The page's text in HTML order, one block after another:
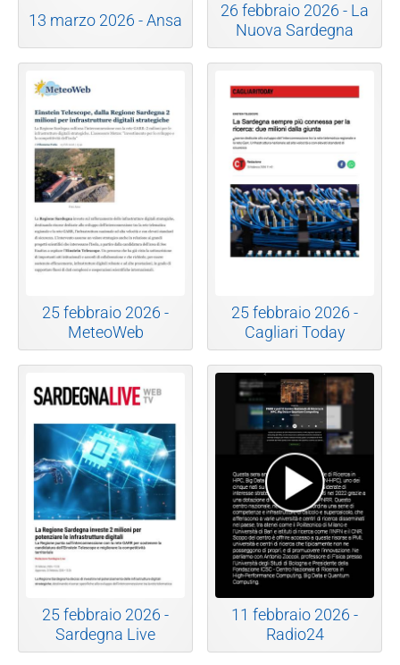
13 marzo 2026 - Ansa
26 febbraio 2026 - La
Nuova Sardegna
25 febbraio 2026 -
MeteoWeb
25 febbraio 2026 -
Cagliari Today
25 febbraio 2026 -
Sardegna Live
11 febbraio 2026 -
Radio24